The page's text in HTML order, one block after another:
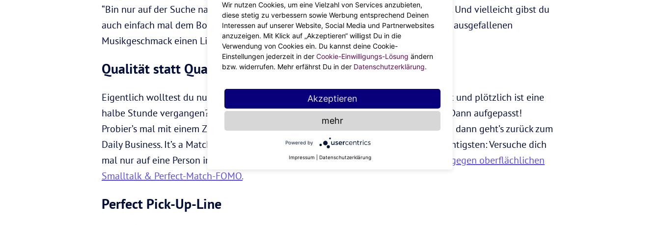
“Bin nur auf der Suche nach…”-Typen — Nimm dir Zeit die Profile richtig anzuschauen. Und vielleicht gibst du
auch einfach mal dem Boy/Girl mit der coolen Profilbeschreibung und dem genauso ausgefallenen
Musikgeschmack einen Like.
Qualität statt Quantität
Eigentlich wolltest du nur mal kurz 5 Minuten swipen, solange dein Teewasser kocht und plötzlich ist eine
halbe Stunde vergangen? Und gehörst womöglich sogar zu den Match-Sammlern? Dann aufgepasst!
Probier’s mal mit einem Zeit-, Match- und Chat-Limit. Heißt: Fünf Minuten swipen und dann geht’s zurück zum
Daily Business. It’s a Match? Dann schreib sie/ihn einfach gleich an! Und am allerwichtigsten: Versuche dich
mal nur auf eine Person in deinem Chat zu konzentrieren.Das hilft nämlich wirklich gegen oberflächlichen
Smalltalk & Perfect-Match-FOMO.
Perfect Pick-Up-Line
Wir nutzen Cookies, um eine Vielzahl von Services anzubieten,
diese stetig zu verbessern sowie Werbung entsprechend Deinen
Interessen auf unserer Website, Social Media und Partnerwebsites
anzuzeigen. Mit Klick auf „Akzeptieren“ willigst Du in die
Verwendung von Cookies ein. Du kannst deine Cookie-
Einstellungen jederzeit in der Cookie-Einwilligungs-Lösung ändern
bzw. widerrufen. Mehr erfährst Du in der Datenschutzerklärung.
Akzeptieren
mehr
Powered by
Impressum Datenschutzerklärung